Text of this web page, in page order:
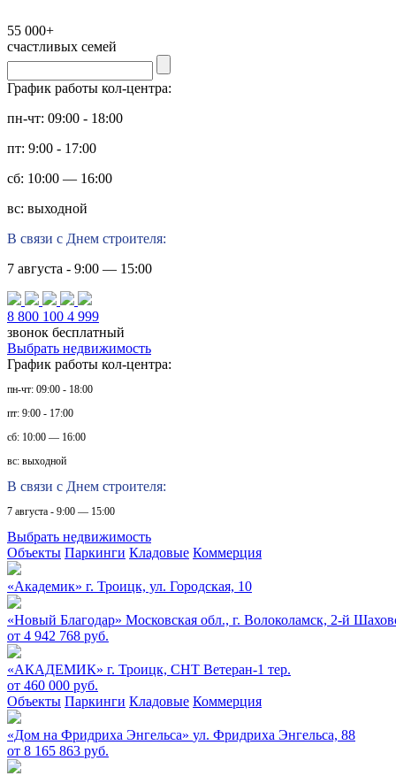
55 000+
счастливых семей
График работы кол-центра:
пн-чт: 09:00 - 18:00
пт: 9:00 - 17:00
сб: 10:00 — 16:00
вс: выходной
В связи с Днем строителя:
7 августа - 9:00 — 15:00
8 800 100 4 999
звонок бесплатный
Выбрать недвижимость
График работы кол-центра:
пн-чт: 09:00 - 18:00
пт: 9:00 - 17:00
сб: 10:00 — 16:00
вс: выходной
В связи с Днем строителя:
7 августа - 9:00 — 15:00
Выбрать недвижимость
Объекты Паркинги Кладовые Коммерция
«Академик» г. Троицк, ул. Городская, 10
«Новый Благодар» Московская обл., г. Волоколамск, 2-й
от 4 942 768 руб.
«АКАДЕМИК» г. Троицк, СНТ Ветеран-1 тер.
от 460 000 руб.
Объекты Паркинги Кладовые Коммерция
«Дом на Фридриха Энгельса» ул. Фридриха Энгельса, 88
от 8 165 863 руб.